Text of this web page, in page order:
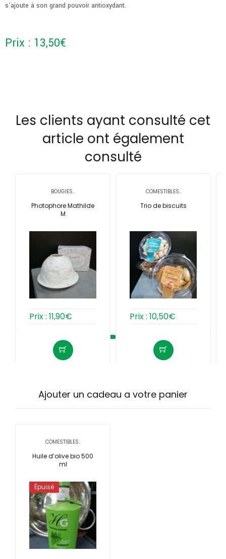
s’ajoute à son grand pouvoir antioxydant.
Prix : 13,50€
Les clients ayant consulté cet
article ont également
consulté
BOUGIES..
Photophore Mathilde
M
Prix : 11,90€
COMESTIBLES..
Trio de biscuits
Prix : 10,50€
Ajouter un cadeau a votre panier
COMESTIBLES..
Huile d’olive bio 500
ml
Épuisé